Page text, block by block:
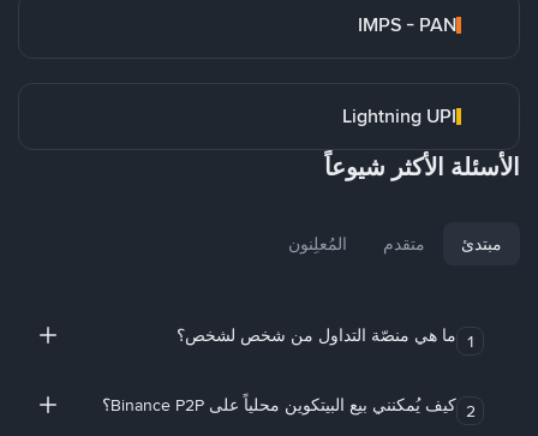
IMPS - PAN
Lightning UPI
الأسئلة الأكثر شيوعاً
مبتدئ متقدم المُعلِنون
1 ما هي منصّة التداول من شخص لشخص؟
2 كيف يُمكنني بيع البيتكوين محلياً على Binance P2P؟